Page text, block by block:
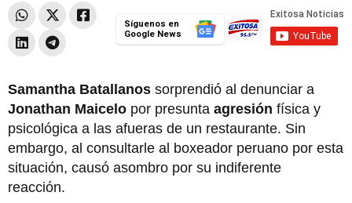
Síguenos en
Google News
Samantha Batallanos sorprendió al denunciar a
Jonathan Maicelo por presunta agresión física y
psicológica a las afueras de un restaurante. Sin
embargo, al consultarle al boxeador peruano por esta
situación, causó asombro por su indiferente
reacción.